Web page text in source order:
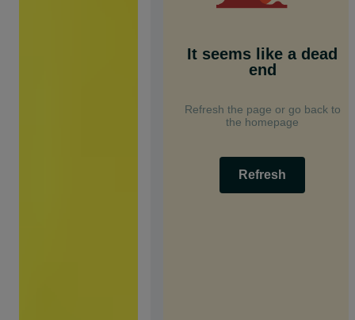
It seems like a dead
end
Refresh the page or go back to
the homepage
Refresh